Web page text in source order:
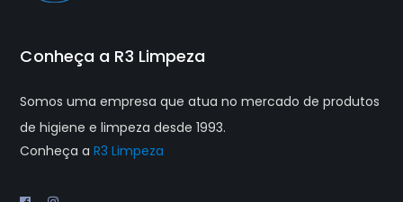
Conheça a R3 Limpeza
Somos uma empresa que atua no mercado de produtos
de higiene e limpeza desde 1993.
Conheça aR3 Limpeza